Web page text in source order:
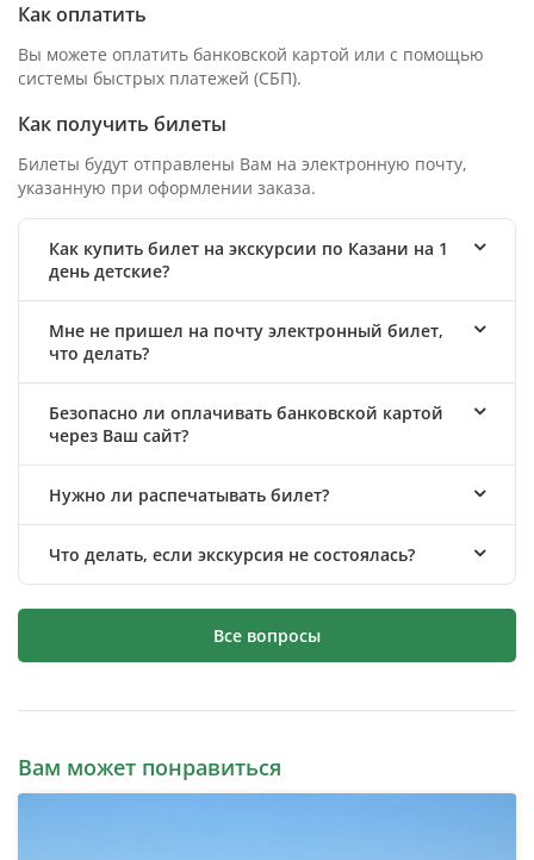
Как оплатить
Вы можете оплатить банковской картой или с помощью
системы быстрых платежей (СБП).
Как получить билеты
Билеты будут отправлены Вам на электронную почту,
указанную при оформлении заказа.
Как купить билет на экскурсии по Казани на 1
день детские?
Мне не пришел на почту электронный билет,
что делать?
Безопасно ли оплачивать банковской картой
через Ваш сайт?
Нужно ли распечатывать билет?
Что делать, если экскурсия не состоялась?
Все вопросы
Вам может понравиться